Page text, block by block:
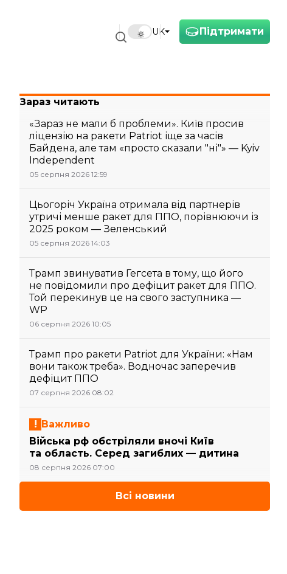
Підтримати
UK
Зараз читають
«Зараз не мали б проблеми». Київ просив
ліцензію на ракети Patriot іще за часів
Байдена, але там «просто сказали "ні"» — Kyiv
Independent
05 серпня 2026 12:59
Цьогоріч Україна отримала від партнерів
утричі менше ракет для ППО, порівнюючи із
2025 роком — Зеленський
05 серпня 2026 14:03
Трамп звинуватив Гегсета в тому, що його
не повідомили про дефіцит ракет для ППО.
Той перекинув це на свого заступника —
WP
06 серпня 2026 10:05
Трамп про ракети Patriot для України: «Нам
вони також треба». Водночас заперечив
дефіцит ППО
07 серпня 2026 08:02
Важливо
Війська рф обстріляли вночі Київ
та область. Серед загиблих — дитина
08 серпня 2026 07:00
Всі новини